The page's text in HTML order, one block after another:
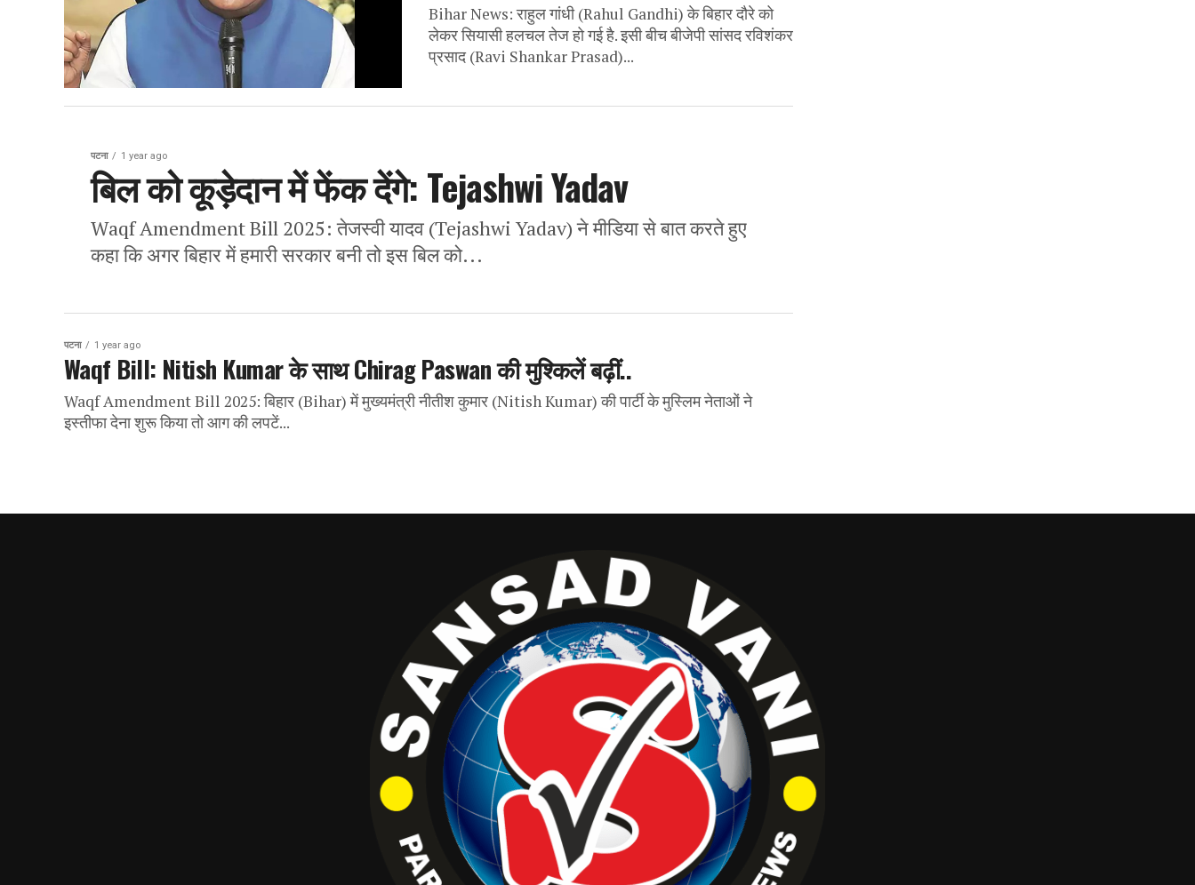
Bihar News: राहुल गांधी (Rahul Gandhi) के बिहार दौरे को
लेकर सियासी हलचल तेज हो गई है. इसी बीच बीजेपी सांसद रविशंकर
प्रसाद (Ravi Shankar Prasad)...
पटना 1 year ago
बिल को कूड़ेदान में फेंक देंगे: Tejashwi Yadav
Waqf Amendment Bill 2025: तेजस्वी यादव (Tejashwi Yadav) ने मीडिया से बात करते हुए
कहा कि अगर बिहार में हमारी सरकार बनी तो इस बिल को...
पटना 1 year ago
Waqf Bill: Nitish Kumar के साथ Chirag Paswan की मुश्किलें बढ़ीं..
Waqf Amendment Bill 2025: बिहार (Bihar) में मुख्यमंत्री नीतीश कुमार (Nitish Kumar) की पार्टी के मुस्लिम नेताओं ने
इस्तीफा देना शुरू किया तो आग की लपटें...